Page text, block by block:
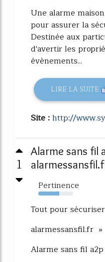
Une alarme
pour assurer la
Destinée aux
d'avertir les
évènements...
LIRE LA SUITE
Site :http://
1
Alarme sans fil
Pertinence
60%
Tout pour
alarmessansfil.fr
Alarme sans fil